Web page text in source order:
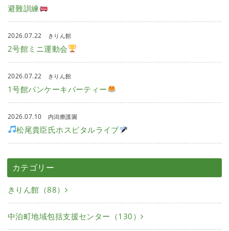
避難訓練
2026.07.22 きりん館
2号館ミニ運動会
2026.07.22 きりん館
1号館パンケーキパーティー
2026.07.10 内潟療護園
松尾貴臣氏ホスピタルライブ
カテゴリー
きりん館（88）
中泊町地域包括支援センター（130）